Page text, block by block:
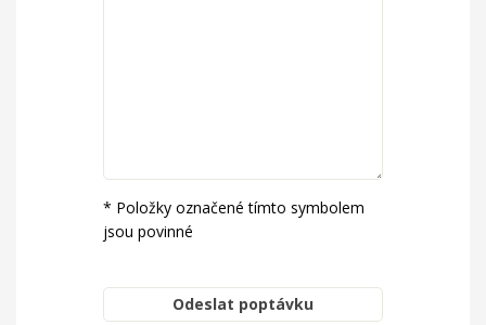
* Položky označené tímto symbolem
jsou povinné